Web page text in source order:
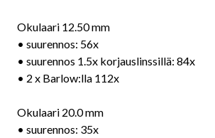
Okulaari 12.50 mm
• suurennos: 56x
• suurennos 1.5x korjauslinssillä: 84x
• 2 x Barlow:lla 112x
Okulaari 20.0 mm
• suurennos: 35x